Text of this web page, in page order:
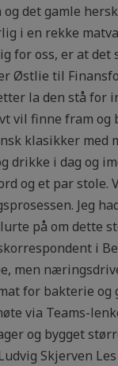
det gamle
i en rekke
for oss, er at
til
la den stå
vil finne fram
klasikker
drikke i dag og
og et par
Jeg
på om dette
i
men
for bakterie
via Teams-
og bygget
Skjerven